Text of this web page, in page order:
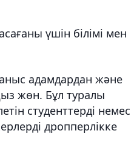
үшін білімі мен
адамдардан және
жөн. Бұл туралы
студенттерді
дропперлікке